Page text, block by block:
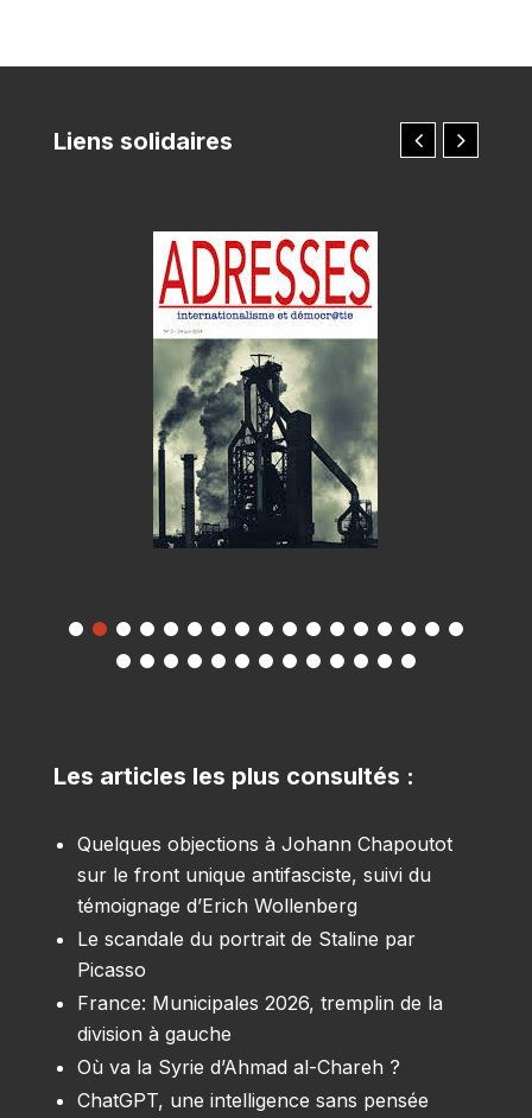
Liens solidaires
Les articles les plus consultés :
Quelques objections à Johann Chapoutot
sur le front unique antifasciste, suivi du
témoignage d’Erich Wollenberg
Le scandale du portrait de Staline par
Picasso
France: Municipales 2026, tremplin de la
division à gauche
Où va la Syrie d’Ahmad al-Chareh ?
ChatGPT, une intelligence sans pensée